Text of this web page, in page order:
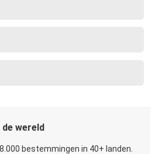
wereld
bestemmingen in 40+ landen.